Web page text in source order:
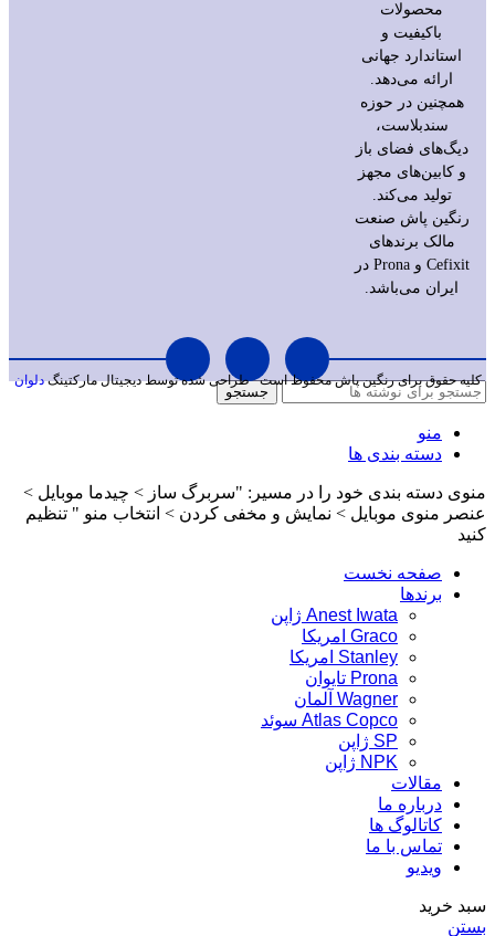
محصولات
باکیفیت و
استاندارد جهانی
ارائه می‌دهد.
همچنین در حوزه
سندبلاست،
دیگ‌های فضای باز
و کابین‌های مجهز
تولید می‌کند.
رنگین پاش صنعت
مالک برندهای
Cefixit و Prona در
ایران می‌باشد.
کلیه حقوق برای رنگین پاش محفوظ است طراحی شده توسط دیجیتال مارکتینگدلوان
جستجو
منو
دسته بندی ها
منوی دسته بندی خود را در مسیر: "سربرگ ساز > چیدما موبایل >
عنصر منوی موبایل > نمایش و مخفی کردن > انتخاب منو " تنظیم
کنید
صفحه نخست
برندها
Anest Iwata ژاپن
Graco امریکا
Stanley امریکا
Prona تایوان
Wagner آلمان
Atlas Copco سوئد
SP ژاپن
NPK ژاپن
مقالات
درباره ما
کاتالوگ ها
تماس با ما
ویدیو
سبد خرید
بستن